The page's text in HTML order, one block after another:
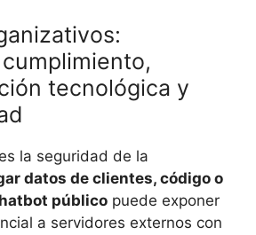
tecnológica y
la seguridad de la
datos de clientes, código o
público puede exponer
a servidores externos con